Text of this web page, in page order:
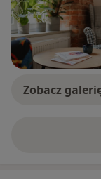
wzorce
osoba ma w
wspólnie
poddaję
spotkań
Zobacz